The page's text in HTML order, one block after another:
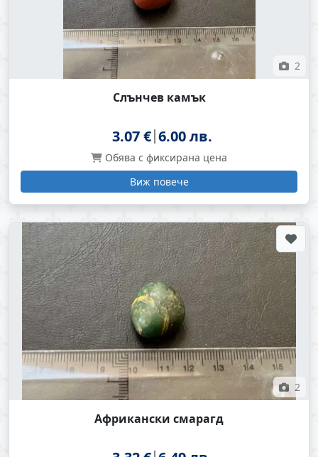
2
Слънчев камък
3.07 € 6.00 лв.
Обява с фиксирана цена
Виж повече
2
Африкански смарагд